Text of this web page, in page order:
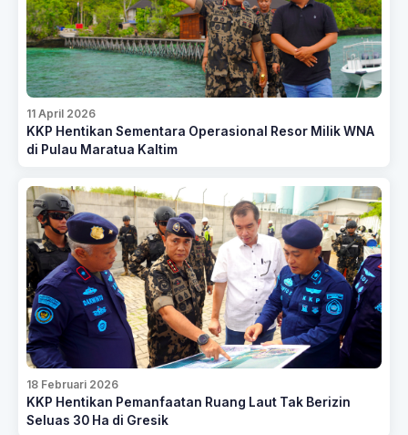
11 April 2026
KKP Hentikan Sementara Operasional Resor Milik WNA
di Pulau Maratua Kaltim
18 Februari 2026
KKP Hentikan Pemanfaatan Ruang Laut Tak Berizin
Seluas 30 Ha di Gresik